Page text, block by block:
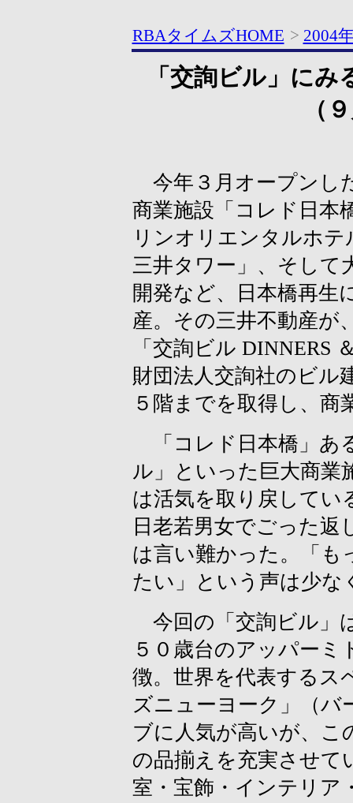
RBAタイムズHOME > 2004
「交詢ビル」に
（
今年３月オープンし
商業施設「コレド日本
リンオリエンタルホ
三井タワー」、そして
開発など、日本橋再生
産。その三井不動産が
「交詢ビル DINNERS
財団法人交詢社のビル
５階までを取得し、商
「コレド日本橋」あ
ル」といった巨大商業
は活気を取り戻してい
日老若男女でごった返
は言い難かった。「も
たい」という声は少な
今回の「交詢ビル」
５０歳台のアッパー
徴。世界を代表するス
ズニューヨーク」（バ
ブに人気が高いが、こ
の品揃えを充実させて
室・宝飾・インテリア